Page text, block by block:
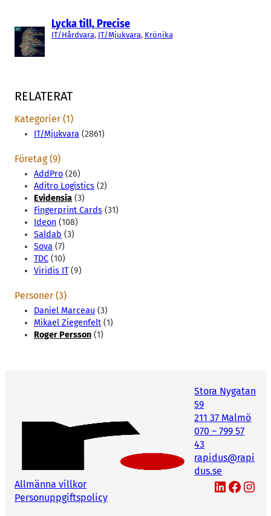
Lycka till, Precise
IT/Hårdvara, IT/Mjukvara, Krönika
RELATERAT
Kategorier (1)
IT/Mjukvara (2861)
Företag (9)
AddPro (26)
Aditro Logistics (2)
Evidensia (3)
Fingerprint Cards (31)
Ideon (108)
Saldab (3)
Sova (7)
TDC (10)
Viridis IT(9)
Personer (3)
Daniel Marceau (3)
Mikael Ziegenfelt (1)
Roger Persson (1)
Stora Nygatan
59
211 37 Malmö
070 – 799 57
43
rapidus@rapi
dus.se
Allmänna villkor
Personuppgiftspolicy
LinkedIn Facebook Instagram